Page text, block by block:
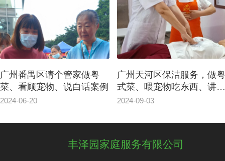
广州番禺区请个管家做粤
菜、看顾宠物、说白话案例
2024-06-20
广州天河区保洁服务，做粤
式菜、喂宠物吃东西、讲白
话
2024-09-03
丰泽园家庭服务有限公司